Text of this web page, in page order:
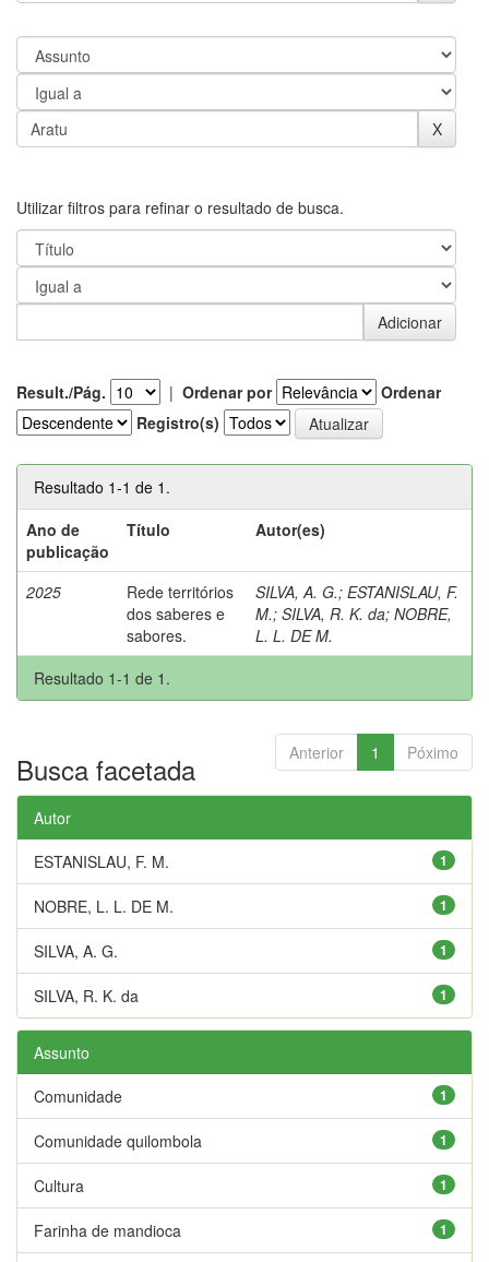
Utilizar filtros para refinar o resultado de busca.
Result./Pág. | Ordenar por
Ordenar
Registro(s)
Resultado 1-1 de 1.
Ano de
publicação
Título Autor(es)
2025
Rede territórios
dos saberes e
sabores.
SILVA, A. G.; ESTANISLAU, F.
M.; SILVA, R. K. da; NOBRE,
L. L. DE M.
Resultado 1-1 de 1.
Anterior 1 Póximo
Busca facetada
Autor
1
ESTANISLAU, F. M.
1
NOBRE, L. L. DE M.
1
SILVA, A. G.
1
SILVA, R. K. da
Assunto
1
Comunidade
1
Comunidade quilombola
1
Cultura
1
Farinha de mandioca